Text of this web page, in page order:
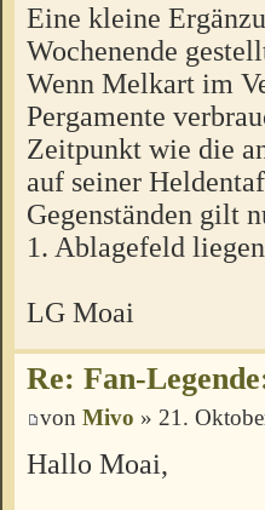
Eine kleine
Wochenende
Wenn Melkart im
Pergamente
Zeitpunkt wie die
auf seiner
Gegenständen gilt
1. Ablagefeld
LG Moai
Re: Fan-
von Mivo » 21.
Hallo Moai,